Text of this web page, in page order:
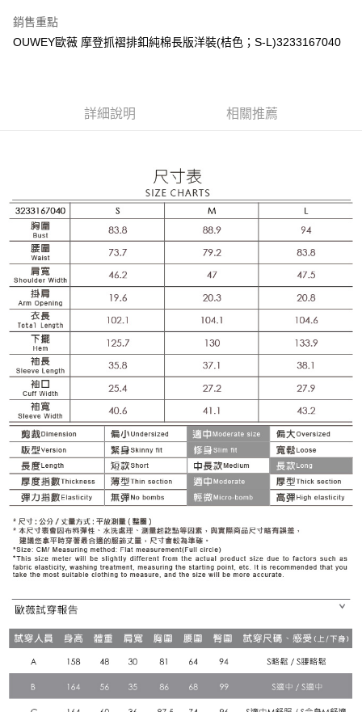
相關說明
【大哥付你分期使用說明】
3.實際核准額度、可分期數及費用金額請依後續交易確認頁面所載為準。
1.分期款項不併入電信帳單，「大哥付你分期」於每月結算日後寄送繳費提
醒簡訊。
2.透過簡訊連結打開帳單後，可選擇「超商條碼／台灣大直營門市／銀行轉
帳／街口支付／iPASS MONEY」等通路繳費。
【注意事項】
1.本服務係由「台灣大哥大股份有限公司」（以下簡稱本公司）所提供，讓
用戶於交易時，得透過本服務購買商品或服務，並由商店將買賣／分期付款
買賣價金債權讓與本公司後，依約使用本公司帳單繳交帳款。
2.基於同意付款使用「大哥付你分期」之契約關係目的，商店將以您的個人
資料（包含姓名、電話或地址）提供予台灣大哥大進項蒐集、處理及利用，
由本公司與您本人進行分期帳單所需資料之確認、核對及更正。
3.完整用戶服務條款，請詳閱以下連結：
https://oppay.tw/userRule
AFTEE先享後付是「在收到商品之後才付款」的支付方式。 讓您購物簡單
３．安心：先確認商品／服務後，再付款。
【「AFTEE先享後付」結帳流程】
１．於結帳方式選擇「AFTEE先享後付」後，將跳轉至「AFTEE先享後付」
結帳頁面，進行簡訊認證並確認金額後，即可完成結帳。
２．訂單成立數日內，您將收到繳費通知簡訊。
３．收到繳費通知簡訊後14天內，點擊此簡訊中的連結，可透過四大超商／
ATM／網路銀行／等多元方式進行付款，方視為交易完成。
※ 請注意：結帳手續完成當下不需立刻繳費，但若您需要取消訂單，請聯絡
購買商品的店家。未經商家同意取消之訂單仍視為有效，需透過AFTEE先享
後付繳納相關費用。
※ 交易是否成功請以「AFTEE先享後付 」之結帳頁面顯示為準，若有關於
是否繳費成功／繳費後需取消欲退款等相關疑問，請聯繫「AFTEE先享後付
客戶支援中心」
https://netprotections.freshdesk.com/support/home
【注意事項】
１．透過由恩沛科技股份有限公司提供之「AFTEE先享後付」服務完成之交
易，需依本服務之必要範圍內提供個人資料，並將交易相關給付款項請求債
權轉讓予恩沛科技股份有限公司。
２．關於個人資料處理事宜，請瀏覽以下網址：
https://aftee.tw/terms/#terms3
３．未成年的使用者請事先徵得法定代理人或監護人之同意方可使用
「AFTEE先享後付」，若未經同意申辦者引起之損失，本公司不負相關責
任。
４．使用「AFTEE先享後付」時，將依據個別帳號之用戶狀況，依本公司即
時審查核予不同之上限額度；若仍有額度不足之情形，本公司將視審查結果
請求用戶進行身份認證。
５．嚴禁一人註冊多個帳號或使用他人資訊註冊。若發現惡意使用之情形，
恩沛科技股份有限公司將有權停止該用戶之使用額度並採取法律行動。
每筆NT$120，滿NT$2,500(含以上)免運費
付款後全家取貨
每筆NT$120，滿NT$2,500(含以上)免運費
萊爾富取貨付款
每筆NT$120，滿NT$2,500(含以上)免運費
付款後萊爾富取貨
每筆NT$120，滿NT$2,500(含以上)免運費
7-11取貨付款
每筆NT$120，滿NT$2,500(含以上)免運費
付款後7-11取貨
每筆NT$120，滿NT$2,500(含以上)免運費
宅配
每筆NT$120，滿NT$2,500(含以上)免運費
宅配離島
每筆NT$120，滿NT$2,500(含以上)免運費
付款後門市自取
海外配送
銷售重點
OUWEY歐薇 摩登抓褶排釦純棉長版洋裝(桔色；S-L)3233167040
詳細說明 相關推薦